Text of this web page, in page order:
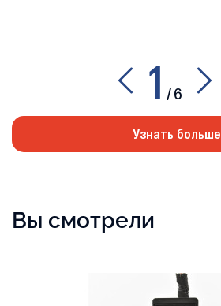
1 /6
Узнать больше
Вы смотрели